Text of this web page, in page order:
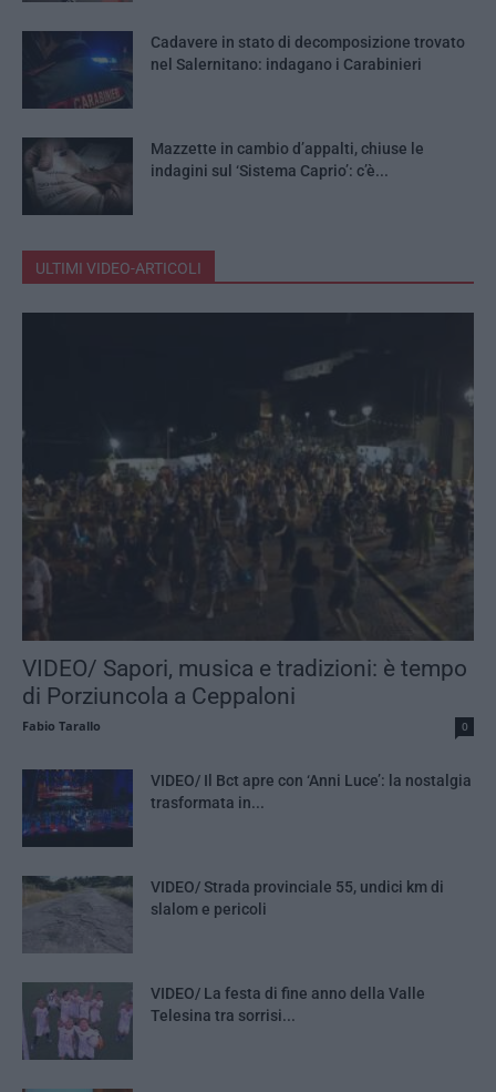
Cadavere in stato di decomposizione trovato
nel Salernitano: indagano i Carabinieri
Mazzette in cambio d’appalti, chiuse le
indagini sul ‘Sistema Caprio’: c’è...
ULTIMI VIDEO-ARTICOLI
VIDEO/ Sapori, musica e tradizioni: è tempo
di Porziuncola a Ceppaloni
Fabio Tarallo 0
VIDEO/ Il Bct apre con ‘Anni Luce’: la nostalgia
trasformata in...
VIDEO/ Strada provinciale 55, undici km di
slalom e pericoli
VIDEO/ La festa di fine anno della Valle
Telesina tra sorrisi...